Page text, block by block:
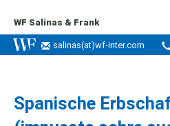
WF Salinas & Frank
salinas(at)wf-inter.com
Spanische